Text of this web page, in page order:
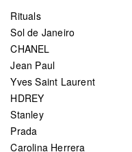
Rituals
Sol de Janeiro
CHANEL
Jean Paul
Yves Saint Laurent
HDREY
Stanley
Prada
Carolina Herrera